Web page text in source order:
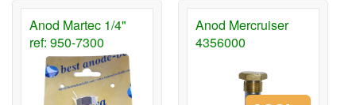
Anod Martec 1/4"
ref: 950-7300
Anod Mercruiser
4356000